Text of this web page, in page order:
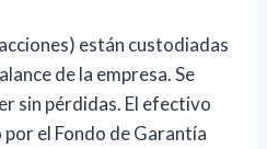
están custodiadas
de la empresa. Se
sin pérdidas. El efectivo
el Fondo de Garantía